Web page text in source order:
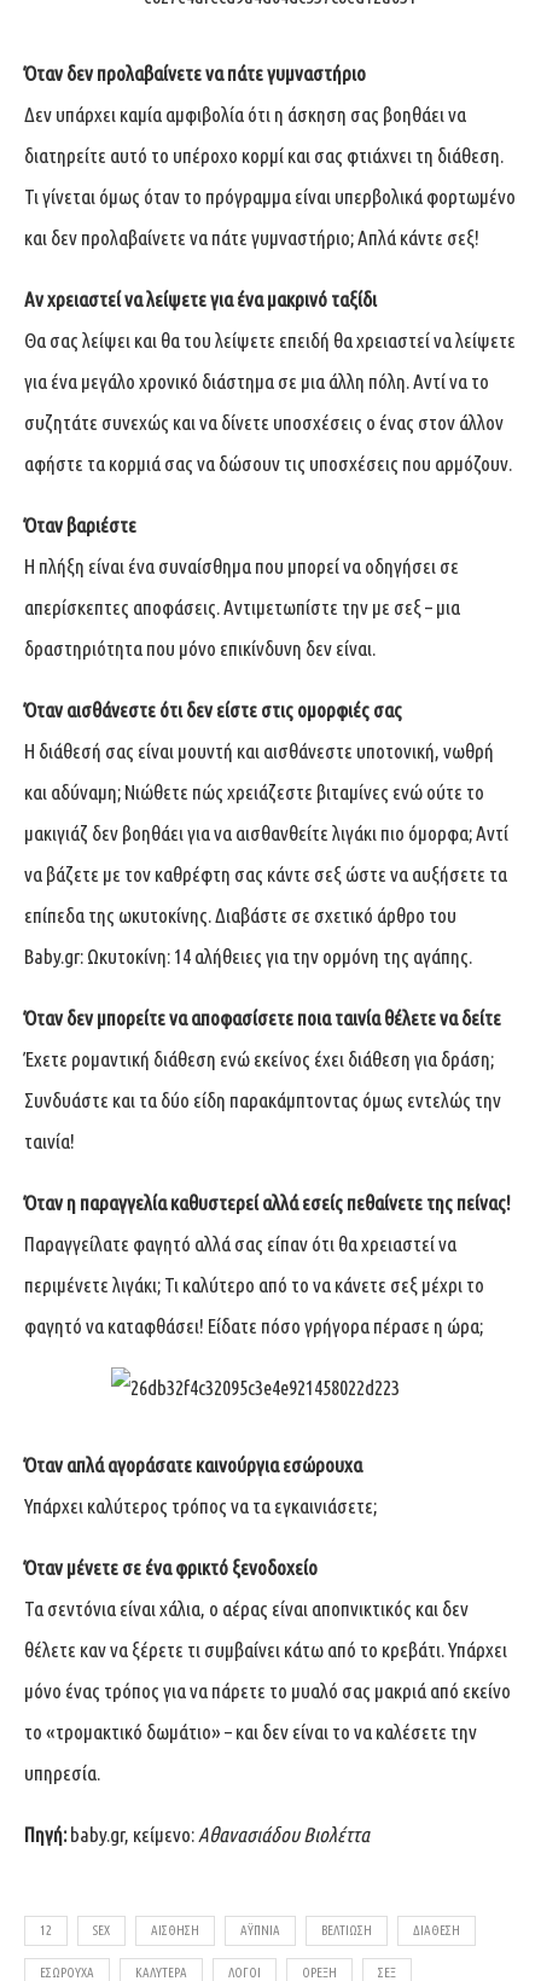
Όταν δεν προλαβαίνετε να πάτε γυμναστήριο
Δεν υπάρχει καμία αμφιβολία ότι η άσκηση σας βοηθάει να
διατηρείτε αυτό το υπέροχο κορμί και σας φτιάχνει τη διάθεση.
Τι γίνεται όμως όταν το πρόγραμμα είναι υπερβολικά φορτωμένο
και δεν προλαβαίνετε να πάτε γυμναστήριο; Απλά κάντε σεξ!
Αν χρειαστεί να λείψετε για ένα μακρινό ταξίδι
Θα σας λείψει και θα του λείψετε επειδή θα χρειαστεί να λείψετε
για ένα μεγάλο χρονικό διάστημα σε μια άλλη πόλη. Αντί να το
συζητάτε συνεχώς και να δίνετε υποσχέσεις ο ένας στον άλλον
αφήστε τα κορμιά σας να δώσουν τις υποσχέσεις που αρμόζουν.
Όταν βαριέστε
Η πλήξη είναι ένα συναίσθημα που μπορεί να οδηγήσει σε
απερίσκεπτες αποφάσεις. Αντιμετωπίστε την με σεξ – μια
δραστηριότητα που μόνο επικίνδυνη δεν είναι.
Όταν αισθάνεστε ότι δεν είστε στις ομορφιές σας
Η διάθεσή σας είναι μουντή και αισθάνεστε υποτονική, νωθρή
και αδύναμη; Νιώθετε πώς χρειάζεστε βιταμίνες ενώ ούτε το
μακιγιάζ δεν βοηθάει για να αισθανθείτε λιγάκι πιο όμορφα; Αντί
να βάζετε με τον καθρέφτη σας κάντε σεξ ώστε να αυξήσετε τα
επίπεδα της ωκυτοκίνης. Διαβάστε σε σχετικό άρθρο του
Baby.gr: Ωκυτοκίνη: 14 αλήθειες για την ορμόνη της αγάπης.
Όταν δεν μπορείτε να αποφασίσετε ποια ταινία θέλετε να δείτε
Έχετε ρομαντική διάθεση ενώ εκείνος έχει διάθεση για δράση;
Συνδυάστε και τα δύο είδη παρακάμπτοντας όμως εντελώς την
ταινία!
Όταν η παραγγελία καθυστερεί αλλά εσείς πεθαίνετε της πείνας!
Παραγγείλατε φαγητό αλλά σας είπαν ότι θα χρειαστεί να
περιμένετε λιγάκι; Τι καλύτερο από το να κάνετε σεξ μέχρι το
φαγητό να καταφθάσει! Είδατε πόσο γρήγορα πέρασε η ώρα;
Όταν απλά αγοράσατε καινούργια εσώρουχα
Υπάρχει καλύτερος τρόπος να τα εγκαινιάσετε;
Όταν μένετε σε ένα φρικτό ξενοδοχείο
Τα σεντόνια είναι χάλια, ο αέρας είναι αποπνικτικός και δεν
θέλετε καν να ξέρετε τι συμβαίνει κάτω από το κρεβάτι. Υπάρχει
μόνο ένας τρόπος για να πάρετε το μυαλό σας μακριά από εκείνο
το «τρομακτικό δωμάτιο» – και δεν είναι το να καλέσετε την
υπηρεσία.
Πηγή: baby.gr, κείμενο: Αθανασιάδου Βιολέττα
12 SEX ΑΊΣΘΗΣΗ ΑΫΠΝΊΑ ΒΕΛΤΊΩΣΗ ΔΙΆΘΕΣΗ
ΕΣΏΡΟΥΧΑ ΚΑΛΎΤΕΡΑ ΛΌΓΟΙ ΌΡΕΞΗ ΣΕΞ